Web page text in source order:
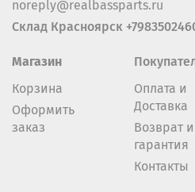
noreply@realbassparts.ru
Склад Красноярск
Магазин
Корзина
Оформить
заказ
Оплата и
Доставка
Возврат и
гарантия
Контакты